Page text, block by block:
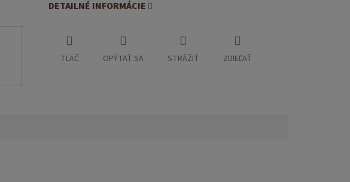
DETAILNÉ INFORMÁCIE
TLAČ OPÝTAŤ SA STRÁŽIŤ ZDIEĽAŤ